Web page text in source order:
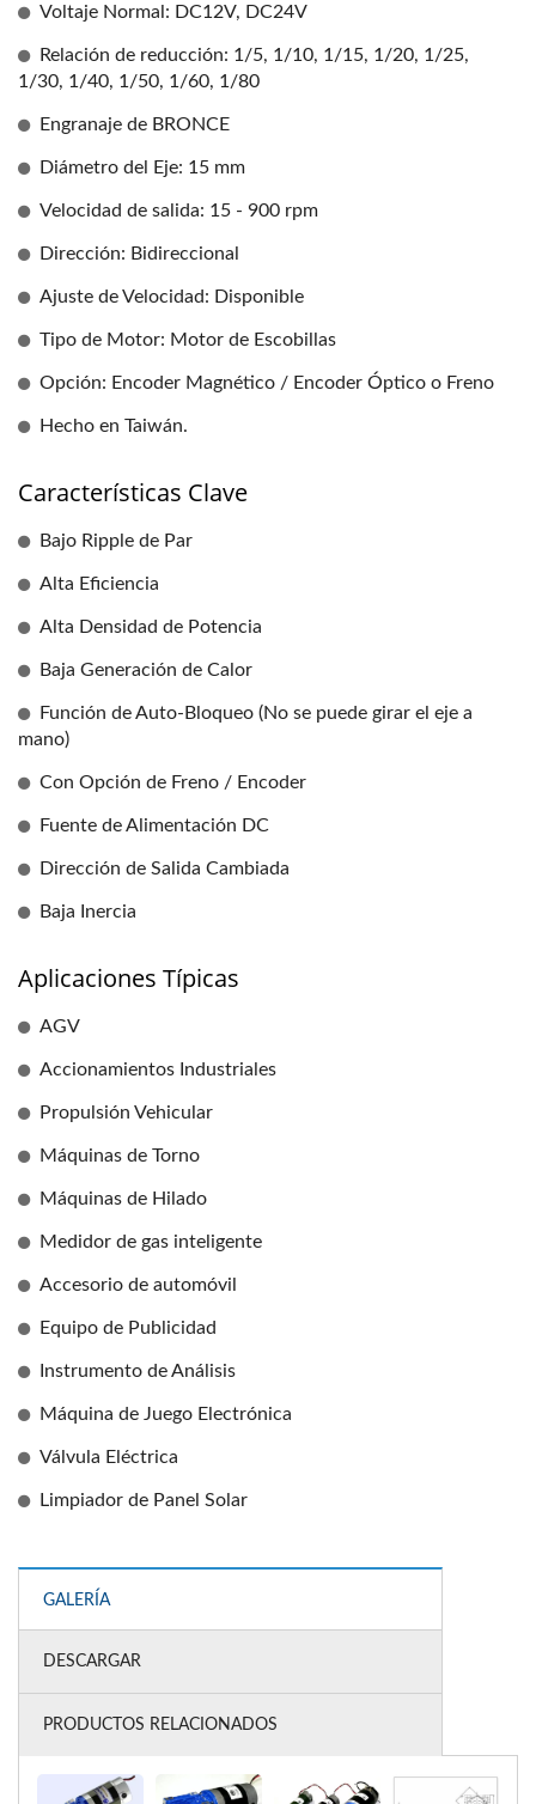
Voltaje Normal: DC12V, DC24V
Relación de reducción: 1/5, 1/10, 1/15, 1/20, 1/25,
1/30, 1/40, 1/50, 1/60, 1/80
Engranaje de BRONCE
Diámetro del Eje: 15 mm
Velocidad de salida: 15 - 900 rpm
Dirección: Bidireccional
Ajuste de Velocidad: Disponible
Tipo de Motor: Motor de Escobillas
Opción: Encoder Magnético / Encoder Óptico o Freno
Hecho en Taiwán.
Características Clave
Bajo Ripple de Par
Alta Eficiencia
Alta Densidad de Potencia
Baja Generación de Calor
Función de Auto-Bloqueo (No se puede girar el eje a
mano)
Con Opción de Freno / Encoder
Fuente de Alimentación DC
Dirección de Salida Cambiada
Baja Inercia
Aplicaciones Típicas
AGV
Accionamientos Industriales
Propulsión Vehicular
Máquinas de Torno
Máquinas de Hilado
Medidor de gas inteligente
Accesorio de automóvil
Equipo de Publicidad
Instrumento de Análisis
Máquina de Juego Electrónica
Válvula Eléctrica
Limpiador de Panel Solar
GALERÍA
DESCARGAR
PRODUCTOS RELACIONADOS